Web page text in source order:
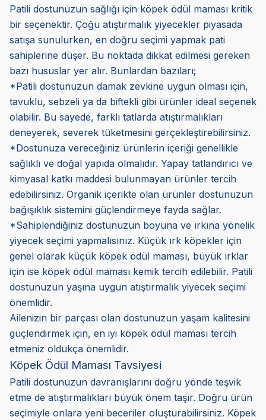
Patili dostunuzun sağlığı için köpek ödül maması kritik
bir seçenektir. Çoğu atıştırmalık yiyecekler piyasada
satışa sunulurken, en doğru seçimi yapmak pati
sahiplerine düşer. Bu noktada dikkat edilmesi gereken
bazı hususlar yer alır. Bunlardan bazıları;
*Patili dostunuzun damak zevkine uygun olması için,
tavuklu, sebzeli ya da biftekli gibi ürünler ideal seçenek
olabilir. Bu sayede, farklı tatlarda atıştırmalıkları
deneyerek, severek tüketmesini gerçekleştirebilirsiniz.
*Dostunuza vereceğiniz ürünlerin içeriği genellikle
sağlıklı ve doğal yapıda olmalıdır. Yapay tatlandırıcı ve
kimyasal katkı maddesi bulunmayan ürünler tercih
edebilirsiniz. Organik içerikte olan ürünler dostunuzun
bağışıklık sistemini güçlendirmeye fayda sağlar.
*Sahiplendiğiniz dostunuzun boyuna ve ırkına yönelik
yiyecek seçimi yapmalısınız. Küçük ırk köpekler için
genel olarak küçük köpek ödül maması, büyük ırklar
için ise köpek ödül maması kemik tercih edilebilir. Patili
dostunuzun yaşına uygun atıştırmalık yiyecek seçimi
önemlidir.
Ailenizin bir parçası olan dostunuzun yaşam kalitesini
güçlendirmek için, en iyi köpek ödül maması tercih
etmeniz oldukça önemlidir.
Köpek Ödül Maması Tavsiyesi
Patili dostunuzun davranışlarını doğru yönde teşvik
etme de atıştırmalıkları büyük önem taşır. Doğru ürün
seçimiyle onlara yeni beceriler oluşturabilirsiniz. Köpek